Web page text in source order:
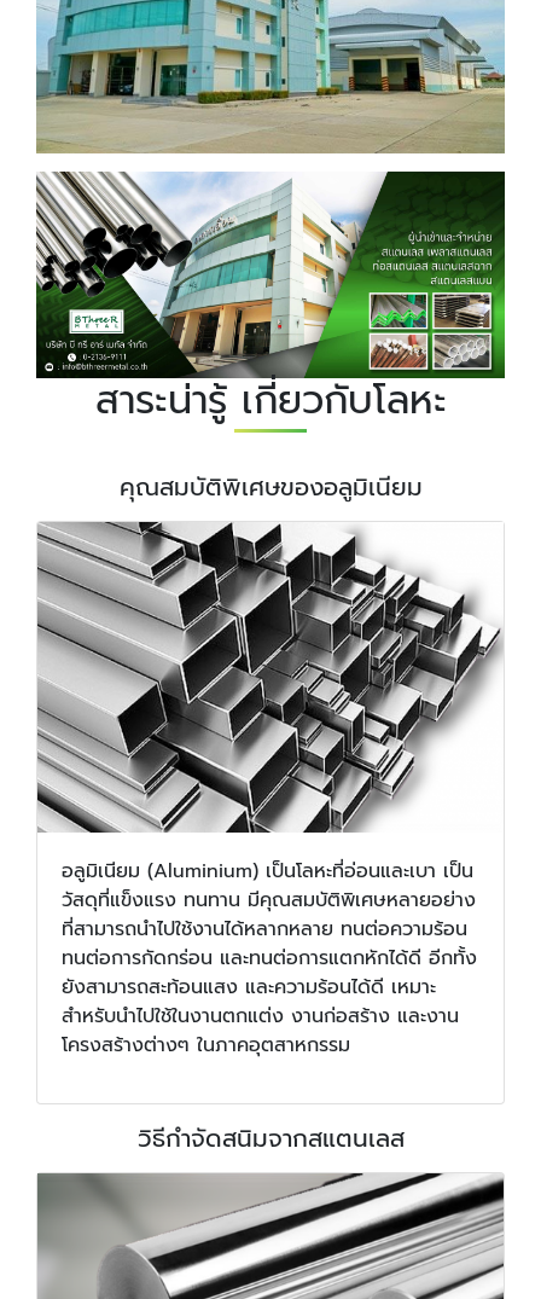
สาระน่ารู้ เกี่ยวกับโลหะ
คุณสมบัติพิเศษของอลูมิเนียม
อลูมิเนียม (Aluminium) เป็นโลหะที่อ่อนและเบา เป็น
วัสดุที่แข็งแรง ทนทาน มีคุณสมบัติพิเศษหลายอย่าง
ที่สามารถนำไปใช้งานได้หลากหลาย ทนต่อความร้อน
ทนต่อการกัดกร่อน และทนต่อการแตกหักได้ดี อีกทั้ง
ยังสามารถสะท้อนแสง และความร้อนได้ดี เหมาะ
สำหรับนำไปใช้ในงานตกแต่ง งานก่อสร้าง และงาน
โครงสร้างต่างๆ ในภาคอุตสาหกรรม
วิธีกำจัดสนิมจากสแตนเลส